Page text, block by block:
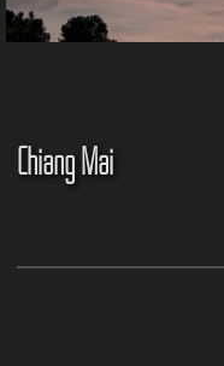
Chiang Mai